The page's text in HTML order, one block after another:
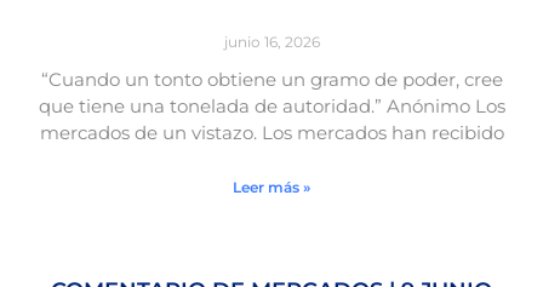
junio 16, 2026
“Cuando un tonto obtiene un gramo de poder, cree
que tiene una tonelada de autoridad.” Anónimo Los
mercados de un vistazo. Los mercados han recibido
Leer más »